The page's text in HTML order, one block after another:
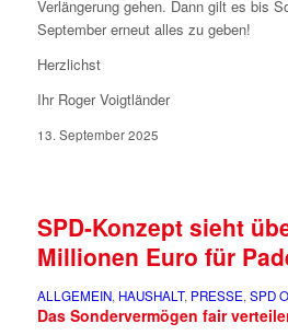
Verlängerung gehen. Dann gilt es bis
September erneut alles zu geben!
Herzlichst
Ihr Roger Voigtländer
13. September 2025
SPD-Konzept sieht
Millionen Euro für
ALLGEMEIN, HAUSHALT, PRESSE, SPD
Das Sondervermögen fair